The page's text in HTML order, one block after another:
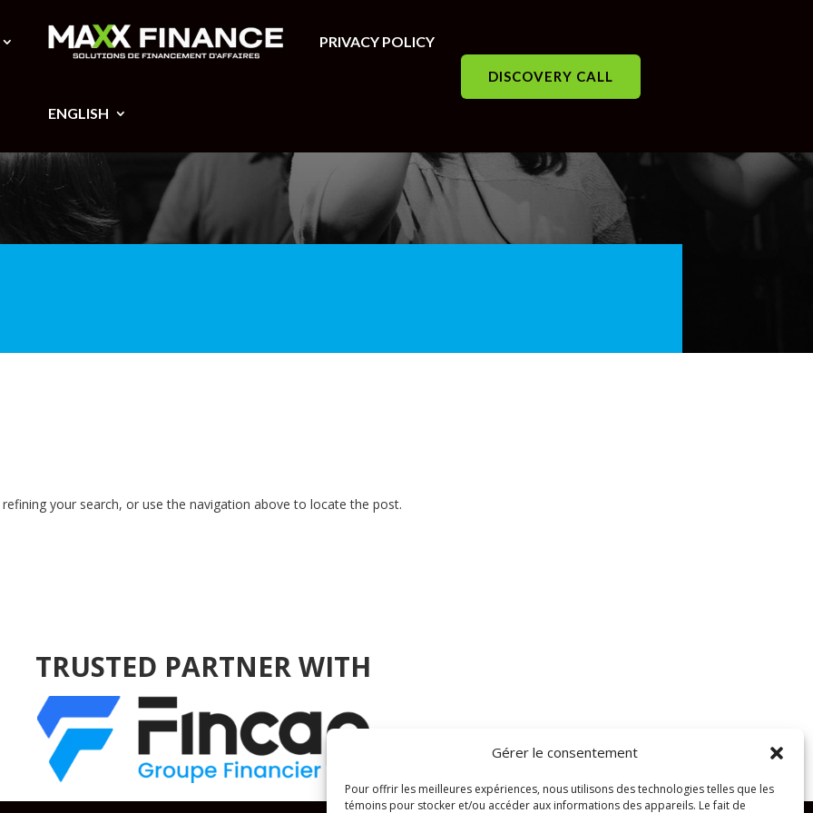
Gérer le consentement
Pour offrir les meilleures expériences, nous utilisons des technologies telles que les
témoins pour stocker et/ou accéder aux informations des appareils. Le fait de
PRIVACY POLICY
ENGLISH
DISCOVERY CALL
your search, or use the navigation above to locate the post.
TRUSTED PARTNER WITH